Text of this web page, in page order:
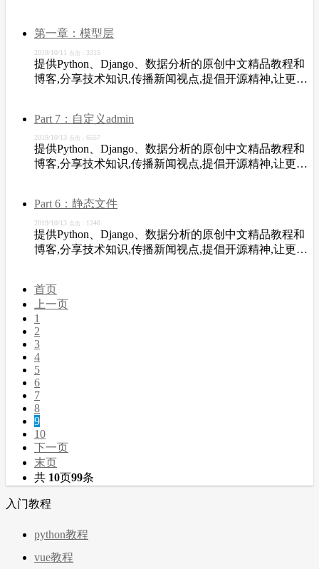
第一章：模型层
2019/10/11 点击： 3315
提供Python、Django、数据分析的原创中文精品教程和
博客,分享技术知识,传播新闻视点,提倡开源精神,让更多
Part 7：自定义admin
2019/10/13 点击： 6557
提供Python、Django、数据分析的原创中文精品教程和
博客,分享技术知识,传播新闻视点,提倡开源精神,让更多
Part 6：静态文件
2019/10/13 点击： 1248
提供Python、Django、数据分析的原创中文精品教程和
博客,分享技术知识,传播新闻视点,提倡开源精神,让更多
首页
上一页
1
2
3
4
5
6
7
8
9
10
下一页
末页
共 10页99条
入门教程
python教程
vue教程